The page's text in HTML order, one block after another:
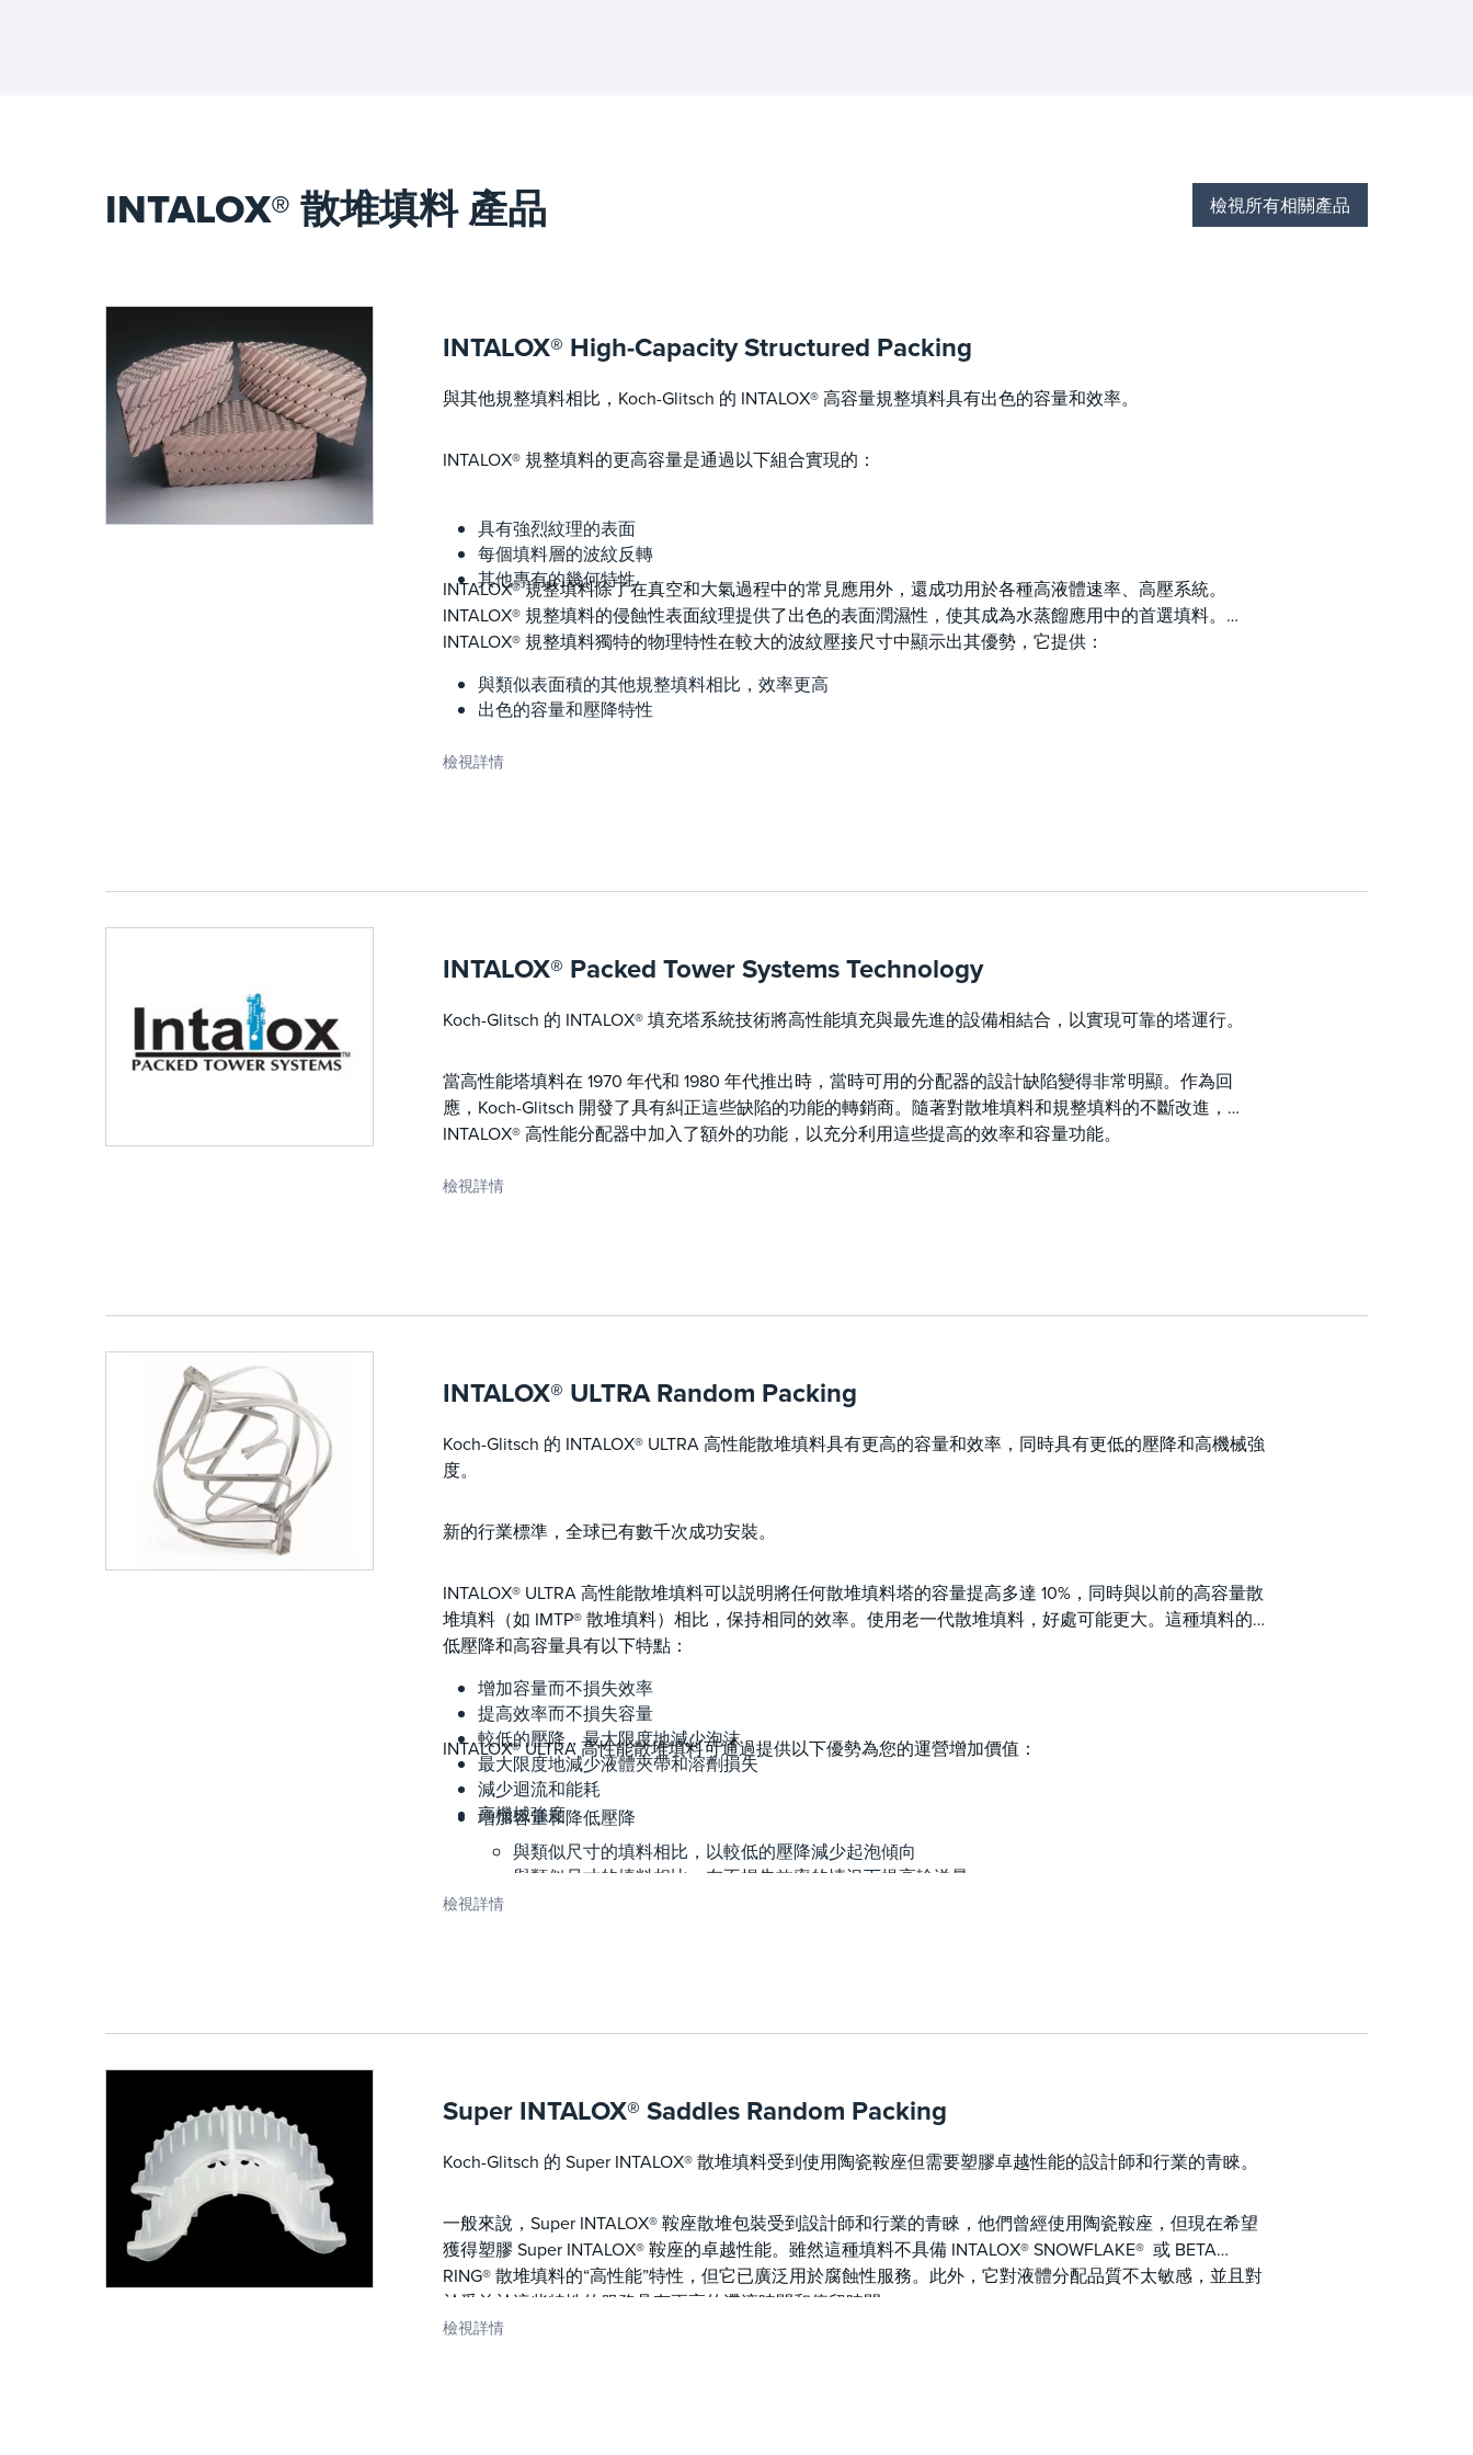
INTALOX® 散堆填料 產品 檢視所有相關產品
INTALOX® High-Capacity Structured Packing
與其他規整填料相比，Koch-Glitsch 的 INTALOX® 高容量規整填料具有出色的容量和效率。
INTALOX® 規整填料的更高容量是通過以下組合實現的：
具有強烈紋理的表面
每個填料層的波紋反轉
其他專有的幾何特性
INTALOX® 規整填料除了在真空和大氣過程中的常見應用外，還成功用於各種高液體速率、高壓系統。
INTALOX® 規整填料的侵蝕性表面紋理提供了出色的表面潤濕性，使其成為水蒸餾應用中的首選填料。
INTALOX® 規整填料獨特的物理特性在較大的波紋壓接尺寸中顯示出其優勢，它提供：
與類似表面積的其他規整填料相比，效率更高
出色的容量和壓降特性
檢視詳情
INTALOX® Packed Tower Systems Technology
Koch-Glitsch 的 INTALOX® 填充塔系統技術將高性能填充與最先進的設備相結合，以實現可靠的塔運行。
當高性能塔填料在 1970 年代和 1980 年代推出時，當時可用的分配器的設計缺陷變得非常明顯。作為回
應，Koch-Glitsch 開發了具有糾正這些缺陷的功能的轉銷商。隨著對散堆填料和規整填料的不斷改進，
INTALOX® 高性能分配器中加入了額外的功能，以充分利用這些提高的效率和容量功能。
檢視詳情
INTALOX® ULTRA Random Packing
Koch-Glitsch 的 INTALOX® ULTRA 高性能散堆填料具有更高的容量和效率，同時具有更低的壓降和高機械強
度。
新的行業標準，全球已有數千次成功安裝。
INTALOX® ULTRA 高性能散堆填料可以説明將任何散堆填料塔的容量提高多達 10%，同時與以前的高容量散
堆填料（如 IMTP® 散堆填料）相比，保持相同的效率。使用老一代散堆填料，好處可能更大。這種填料的
低壓降和高容量具有以下特點：
增加容量而不損失效率
提高效率而不損失容量
較低的壓降，最大限度地減少泡沫
最大限度地減少液體夾帶和溶劑損失
減少迴流和能耗
高機械強度
INTALOX® ULTRA 高性能散堆填料可通過提供以下優勢為您的運營增加價值：
增加容量和降低壓降
與類似尺寸的填料相比，以較低的壓降減少起泡傾向
與類似尺寸的填料相比，在不損失效率的情況下提高輸送量
的設計相比，降低了容器高度與具有類似尺寸填料的設計相比，減少了剝離載荷
機械強度高
整體加強肋和法蘭提供高強度重量比
檢視詳情
Super INTALOX® Saddles Random Packing
Koch-Glitsch 的 Super INTALOX® 散堆填料受到使用陶瓷鞍座但需要塑膠卓越性能的設計師和行業的青睞。
一般來說，Super INTALOX® 鞍座散堆包裝受到設計師和行業的青睞，他們曾經使用陶瓷鞍座，但現在希望
獲得塑膠 Super INTALOX® 鞍座的卓越性能。雖然這種填料不具備 INTALOX® SNOWFLAKE® 或 BETA
RING® 散堆填料的“高性能”特性，但它已廣泛用於腐蝕性服務。此外，它對液體分配品質不太敏感，並且對
於受益於這些特性的服務具有更高的滯液時間和停留時間。
檢視詳情